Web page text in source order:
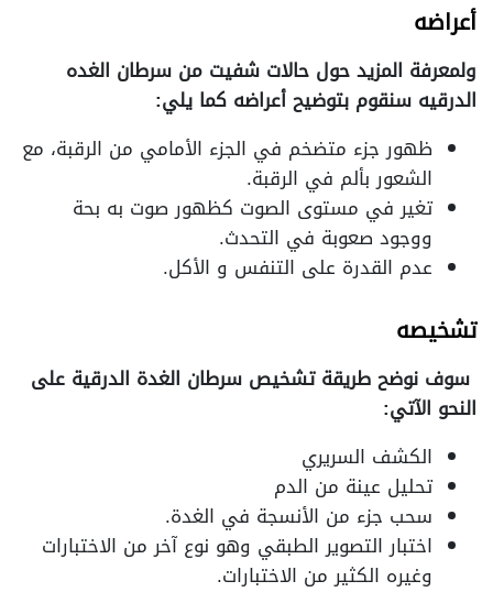
أعراضه
ولمعرفة المزيد حول حالات شفيت من سرطان الغده
الدرقيه سنقوم بتوضيح أعراضه كما يلي:
ظهور جزء متضخم في الجزء الأمامي من الرقبة، مع
الشعور بألم في الرقبة.
تغير في مستوى الصوت كظهور صوت به بحة
ووجود صعوبة في التحدث.
عدم القدرة على التنفس و الأكل.
تشخيصه
سوف نوضح طريقة تشخيص سرطان الغدة الدرقية على
النحو الآتي:
الكشف السريري
تحليل عينة من الدم
سحب جزء من الأنسجة في الغدة.
اختبار التصوير الطبقي وهو نوع آخر من الاختبارات
وغيره الكثير من الاختبارات.